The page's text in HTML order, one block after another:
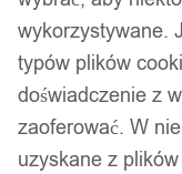
wykorzystywane.
typów plików
doświadczenie z
zaoferować. W
uzyskane z